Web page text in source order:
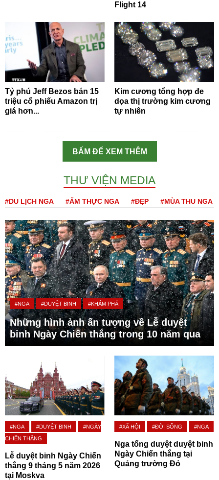
Flight 14
Tỷ phú Jeff Bezos bán 15
triệu cổ phiếu Amazon trị
giá hơn...
Kim cương tổng hợp đe
dọa thị trường kim cương
tự nhiên
BẤM ĐỂ XEM THÊM
THƯ VIỆN MEDIA
#DU LỊCH NGA #ẨM THỰC NGA #ĐẸP #MÙA THU NGA
#NGA #DUYỆT BINH #KHÁM PHÁ
Những hình ảnh ấn tượng về Lễ duyệt
binh Ngày Chiến thắng trong 10 năm qua
#NGA #DUYỆT BINH
#NGÀY
CHIẾN THẮNG
Lễ duyệt binh Ngày Chiến
thắng 9 tháng 5 năm 2026
tại Moskva
#XÃ HỘI #ĐỜI SỐNG #NGA
Nga tổng duyệt duyệt binh
Ngày Chiến thắng tại
Quảng trường Đỏ